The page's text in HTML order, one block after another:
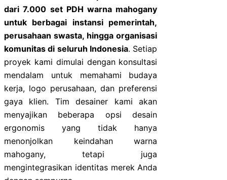
dari 7.000 set PDH warna mahogany
untuk berbagai instansi pemerintah,
perusahaan swasta, hingga organisasi
komunitas di seluruh Indonesia. Setiap
proyek kami dimulai dengan konsultasi
mendalam untuk memahami budaya
kerja, logo perusahaan, dan preferensi
gaya klien. Tim desainer kami akan
menyajikan beberapa opsi desain
ergonomis yang tidak hanya
menonjolkan keindahan warna
mahogany, tetapi juga
mengintegrasikan identitas merek Anda